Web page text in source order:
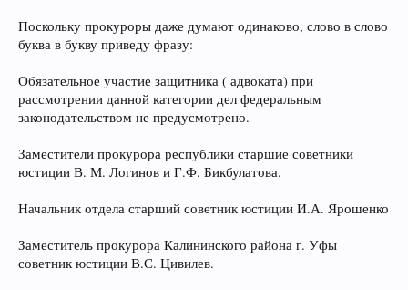
Поскольку прокуроры даже думают одинаково, слово в слово
буква в букву приведу фразу:
Обязательное участие защитника ( адвоката) при
рассмотрении данной категории дел федеральным
законодательством не предусмотрено.
Заместители прокурора республики старшие советники
юстиции В. М. Логинов и Г.Ф. Бикбулатова.
Начальник отдела старший советник юстиции И.А. Ярошенко
Заместитель прокурора Калининского района г. Уфы
советник юстиции В.С. Цивилев.